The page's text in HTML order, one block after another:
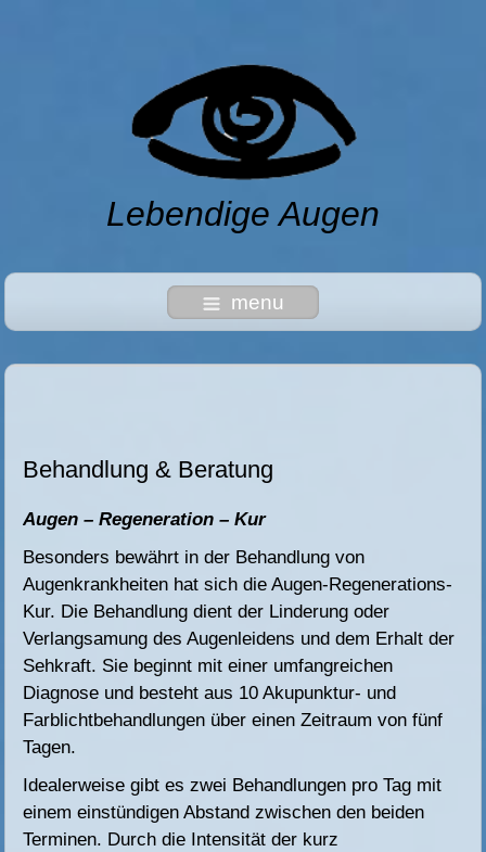
Lebendige Augen
menu
Behandlung & Beratung
Augen – Regeneration – Kur
Besonders bewährt in der Behandlung von
Augenkrankheiten hat sich die Augen-Regenerations-
Kur. Die Behandlung dient der Linderung oder
Verlangsamung des Augenleidens und dem Erhalt der
Sehkraft. Sie beginnt mit einer umfangreichen
Diagnose und besteht aus 10 Akupunktur- und
Farblichtbehandlungen über einen Zeitraum von fünf
Tagen.
Idealerweise gibt es zwei Behandlungen pro Tag mit
einem einstündigen Abstand zwischen den beiden
Terminen. Durch die Intensität der kurz